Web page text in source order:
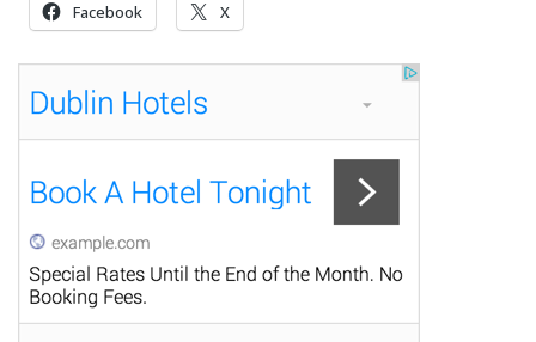
Facebook X